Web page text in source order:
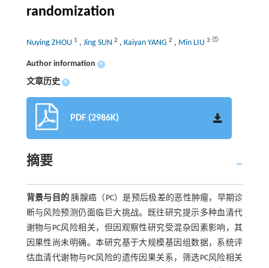
randomization
Nuying ZHOU 1 , Jing SUN 2 , Kaiyan YANG 2 , Min LIU 3
Author information +
文章历史 +
PDF (2986K)
摘要
背景与目的 胰腺癌（PC）是预后极差的恶性肿瘤，早期诊
断与风险预测仍面临巨大挑战。既往研究提示多种血清代
谢物与PC风险相关，但因观察性研究受混杂因素影响，其
因果性尚未明确。本研究基于大规模基因组数据，系统评
估血清代谢物与PC风险的遗传因果关系，筛选PC风险相关